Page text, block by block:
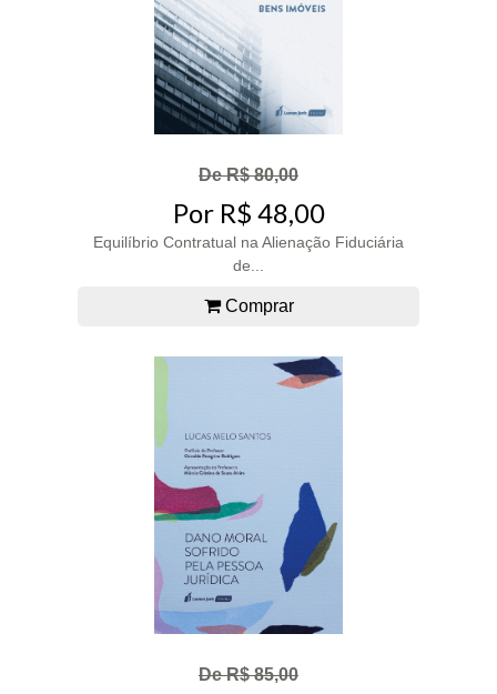
De R$ 80,00
Por R$ 48,00
Equilíbrio Contratual na Alienação Fiduciária
de...
Comprar
De R$ 85,00